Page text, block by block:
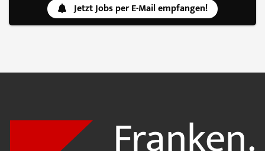
Jetzt Jobs per E-Mail empfangen!